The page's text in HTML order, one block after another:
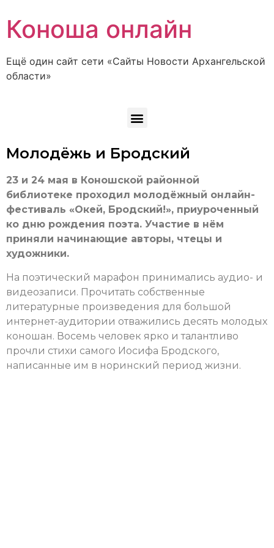
Коноша онлайн
Ещё один сайт сети «Сайты Новости Архангельской
области»
Молодёжь и Бродский
23 и 24 мая в Коношской районной
библиотеке проходил молодёжный онлайн-
фестиваль «Окей, Бродский!», приуроченный
ко дню рождения поэта. Участие в нём
приняли начинающие авторы, чтецы и
художники.
На поэтический марафон принимались аудио- и
видеозаписи. Прочитать собственные
литературные произведения для большой
интернет-аудитории отважились десять молодых
коношан. Восемь человек ярко и талантливо
прочли стихи самого Иосифа Бродского,
написанные им в норинский период жизни.